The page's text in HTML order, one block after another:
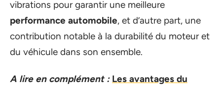
vibrations pour garantir une meilleure
performance automobile, et d’autre part, une
contribution notable à la durabilité du moteur et
du véhicule dans son ensemble.
A lire en complément : Les avantages du